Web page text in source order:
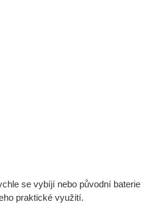
se vybíjí nebo původní baterie
praktické využití.